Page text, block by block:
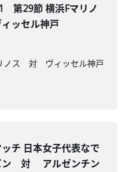
第29節 横浜Fマリノ
ッセル神戸
ノス 対 ヴィッセル神戸
チ 日本女子代表なで
ン 対 アルゼンチン